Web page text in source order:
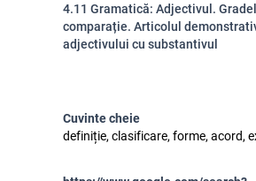
4.11 Gramatică: Adjectivul.
comparație. Articolul
adjectivului cu substantivul
Cuvinte cheie
definiție, clasificare, forme, acord,